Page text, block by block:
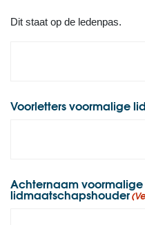
Dit staat op de ledenpas.
Voorletters voormalige
Achternaam voormalige
lidmaatschapshouder